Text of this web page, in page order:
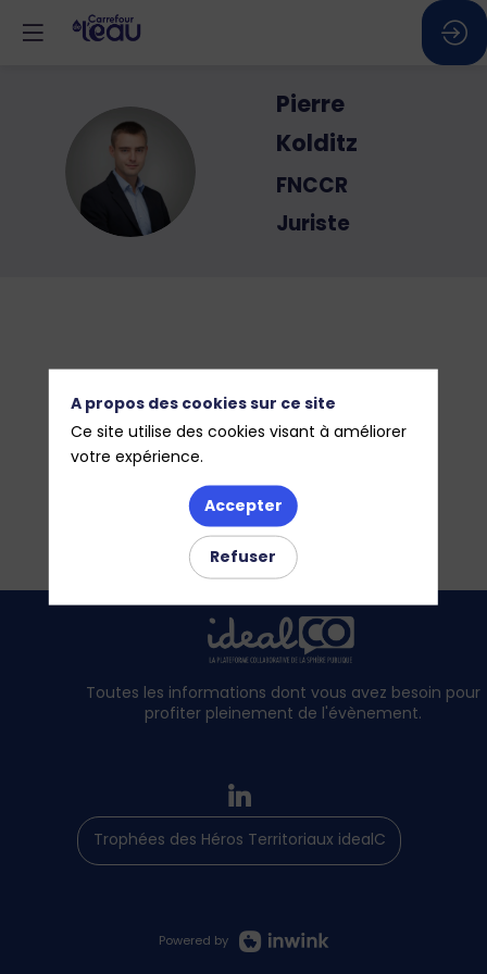
PK
Pierre
Kolditz
FNCCR
Juriste
Toutes les informations dont vous avez besoin pour
profiter pleinement de l'évènement.
Trophées des Héros Territoriaux idealCO
Powered by
A propos des cookies sur ce site
Ce site utilise des cookies visant à améliorer
votre expérience.
Accepter
Refuser